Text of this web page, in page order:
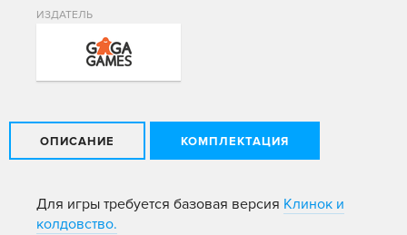
ИЗДАТЕЛЬ
ОПИСАНИЕ КОМПЛЕКТАЦИЯ
Для игры требуется базовая версия Клинок и
колдовство.